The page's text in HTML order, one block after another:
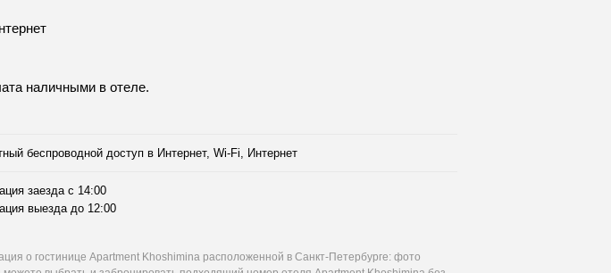
наличными в отеле.
беспроводной доступ в Интернет, Wi-Fi, Интернет
заезда с 14:00
выезда до 12:00
о гостинице Apartment Khoshimina расположенной в Санкт-Петербурге: фото